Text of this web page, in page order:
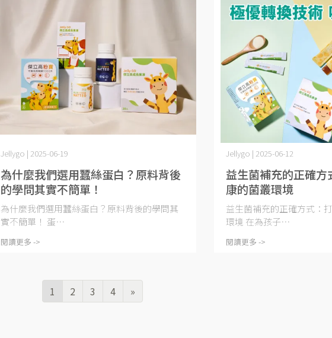
為什麼我們選用蠶絲蛋白？原料背後
的學問其實不簡單！
Jellygo | 2025-06-19
為什麼我們選用蠶絲蛋白？原料背後的學問其
實不簡單！ 蛋⋯
閱讀更多 ->
益生菌補充的正確
康的菌叢環境
Jellygo | 2025-06-12
益生菌補充的正確方式：
環境 在為孩子⋯
閱讀更多 ->
1 2 3 4 »